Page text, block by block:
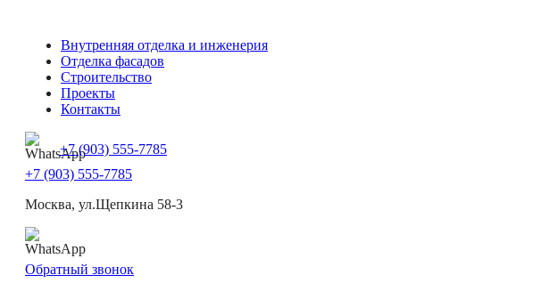
Внутренняя отделка и инженерия
Отделка фасадов
Строительство
Проекты
Контакты
+7 (903) 555-7785
+7 (903) 555-7785
Москва, ул.Щепкина 58-3
Обратный звонок